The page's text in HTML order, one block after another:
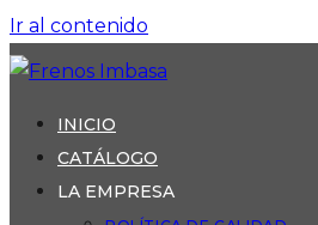
Ir al contenido
INICIO
CATÁLOGO
LA EMPRESA